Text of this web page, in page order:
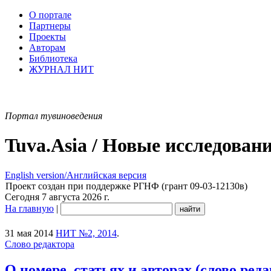
О портале
Партнеры
Проекты
Авторам
Библиотека
ЖУРНАЛ НИТ
Портал тувиноведения
Tuva.Asia / Новые
English version/Английская версия
Проект создан при поддержке РГНФ (грант 09-03-12130в)
Сегодня 7 августа 2026 г.
На главную |
31 мая 2014 НИТ №2, 2014.
Слово редактора